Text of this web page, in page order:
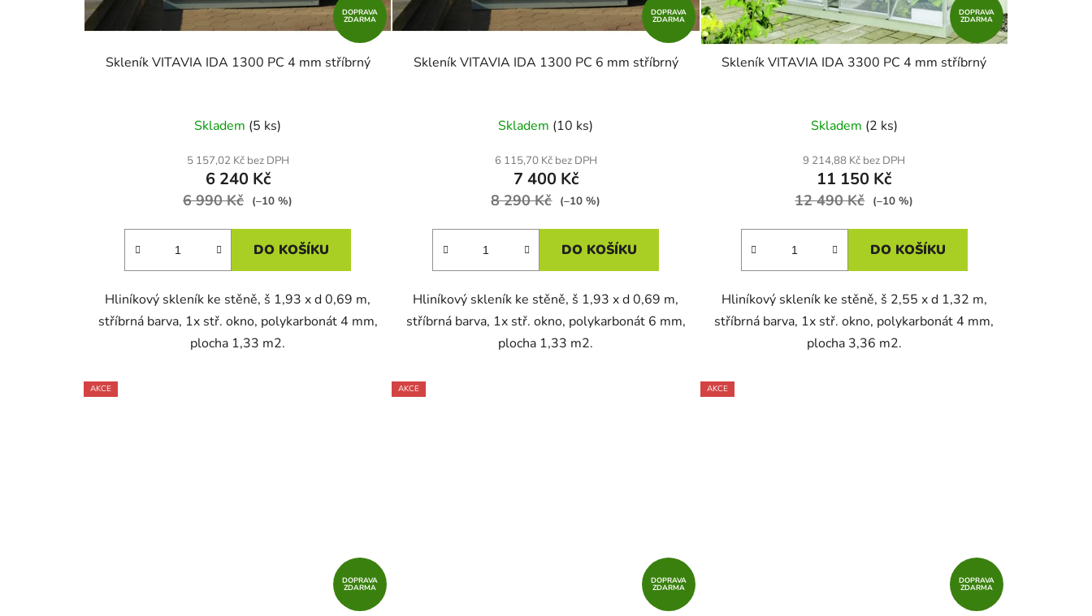
u
k
DOPRAVA
ZDARMA
Skleník VITAVIA IDA 1300 PC 4 mm stříbrný
Skladem (5 ks)
5 157,02 Kč bez DPH
6 240 Kč
6 990 Kč (–10 %)
DO KOŠÍKU
Hliníkový skleník ke stěně, š 1,93 x d 0,69 m,
stříbrná barva, 1x stř. okno, polykarbonát 4 mm,
plocha 1,33 m2.
DOPRAVA
ZDARMA
Skleník VITAVIA IDA 1300 PC 6 mm stříbrný
Skladem (10 ks)
6 115,70 Kč bez DPH
7 400 Kč
8 290 Kč (–10 %)
DO KOŠÍKU
Hliníkový skleník ke stěně, š 1,93 x d 0,69 m,
stříbrná barva, 1x stř. okno, polykarbonát 6 mm,
plocha 1,33 m2.
DOPRAVA
ZDARMA
Skleník VITAVIA IDA 3300 PC 4 mm stříbrný
Skladem (2 ks)
9 214,88 Kč bez DPH
11 150 Kč
12 490 Kč (–10 %)
DO KOŠÍKU
Hliníkový skleník ke stěně, š 2,55 x d 1,32 m,
stříbrná barva, 1x stř. okno, polykarbonát 4 mm,
plocha 3,36 m2.
AKCE
DOPRAVA
ZDARMA
AKCE
DOPRAVA
ZDARMA
AKCE
DOPRAVA
ZDARMA